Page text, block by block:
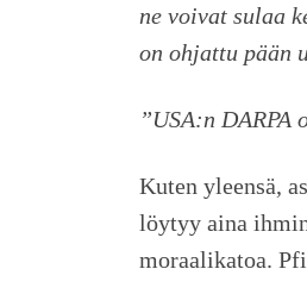
ne voivat sulaa
on ohjattu pään
”USA:n
Kuten yleensä,
löytyy aina
moraalikatoa.